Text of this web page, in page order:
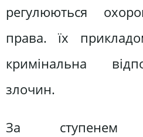
регулюються
права. їх
кримінальна
злочин.
За ступенем